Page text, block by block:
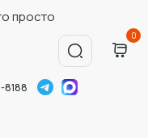
просто
0
8188